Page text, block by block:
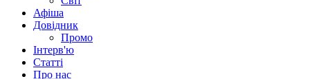
Афіша
Довідник
Промо
Інтерв'ю
Статті
Про нас